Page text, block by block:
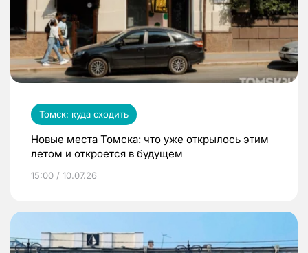
Томск: куда сходить
Новые места Томска: что уже открылось этим
летом и откроется в будущем
15:00 / 10.07.26